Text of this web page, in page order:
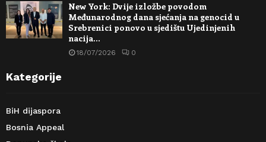
New York: Dvije izložbe povodom
Međunarodnog dana sjećanja na genocid u
Srebrenici ponovo u sjedištu Ujedinjenih
nacija…
18/07/2026 0
Kategorije
BiH dijaspora
Bosnia Appeal